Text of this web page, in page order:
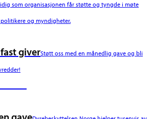
som organisasjonen får støtte og tyngde i møte
og myndigheter.
giverStøtt oss med en månedlig gave og bli